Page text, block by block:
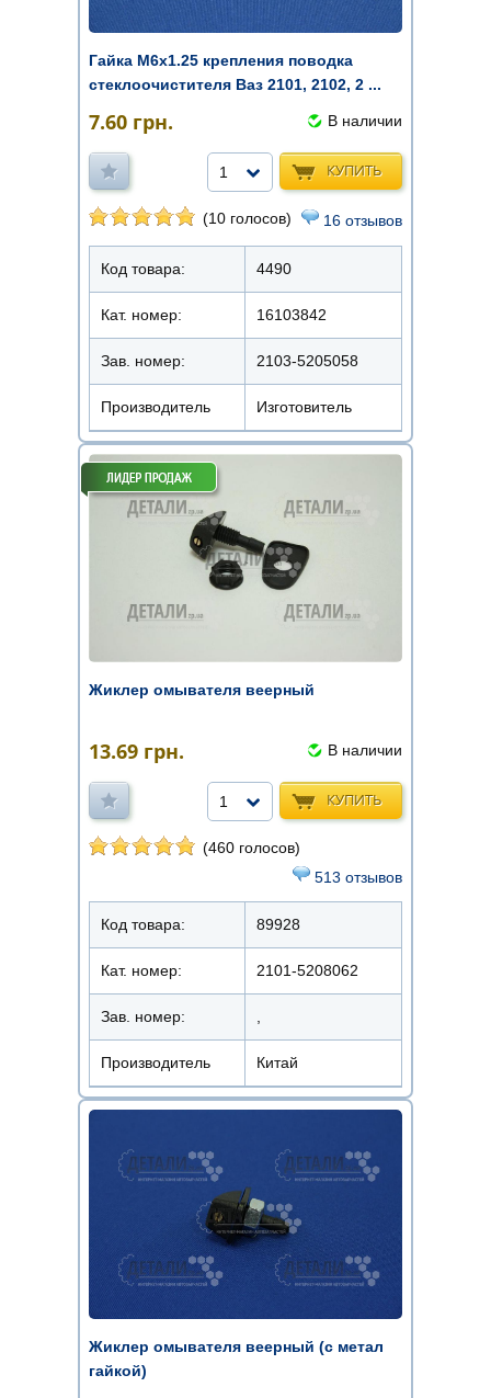
Гайка М6х1.25 крепления поводка
стеклоочистителя Ваз 2101, 2102, 2 ...
7.60 грн. В наличии
КУПИТЬ
1
(10 голосов) 16 отзывов
Код товара: 4490
Кат. номер: 16103842
Зав. номер: 2103-5205058
Производитель Изготовитель
Жиклер омывателя веерный
13.69 грн. В наличии
КУПИТЬ
1
(460 голосов)
513 отзывов
Код товара: 89928
Кат. номер: 2101-5208062
Зав. номер: ,
Производитель Китай
Жиклер омывателя веерный (с метал
гайкой)